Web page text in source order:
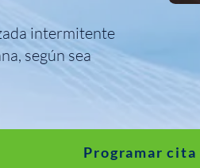
intermitente
según sea
Programar cita